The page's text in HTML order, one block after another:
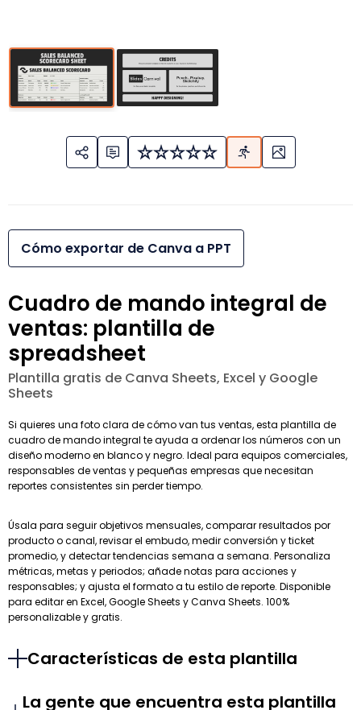
Cómo exportar de Canva a PPT
Cuadro de mando integral de
ventas: plantilla de
spreadsheet
Plantilla gratis de Canva Sheets, Excel y Google
Sheets
Si quieres una foto clara de cómo van tus ventas, esta plantilla de
cuadro de mando integral te ayuda a ordenar los números con un
diseño moderno en blanco y negro. Ideal para equipos comerciales,
responsables de ventas y pequeñas empresas que necesitan
reportes consistentes sin perder tiempo.
Úsala para seguir objetivos mensuales, comparar resultados por
producto o canal, revisar el embudo, medir conversión y ticket
promedio, y detectar tendencias semana a semana. Personaliza
métricas, metas y periodos; añade notas para acciones y
responsables; y ajusta el formato a tu estilo de reporte. Disponible
para editar en Excel, Google Sheets y Canva Sheets. 100%
personalizable y gratis.
Características de esta plantilla
La gente que encuentra esta plantilla